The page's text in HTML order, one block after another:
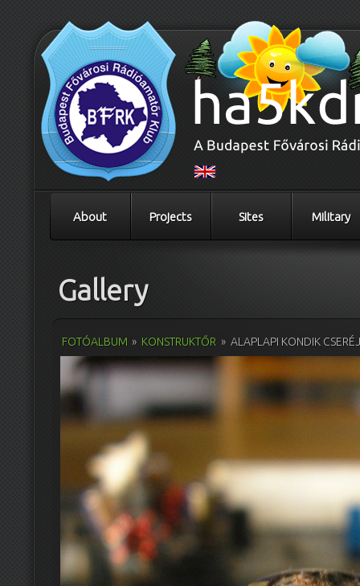
About Projects Sites Military
Gallery
FOTÓALBUM » KONSTRUKTŐR » ALAPLAPI KONDIK